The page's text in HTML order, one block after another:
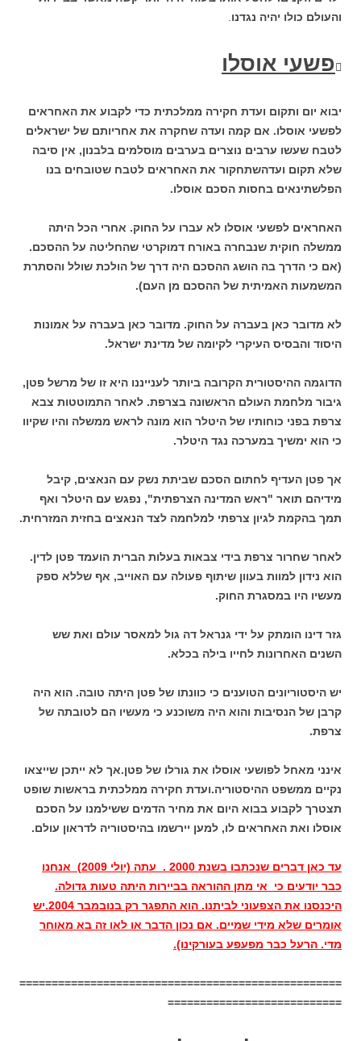
והעולם כולו יהיה נגדנו
פשעי אוסלו
יבוא יום ותקום ועדת חקירה ממלכתית כדי לקבוע את האחראים
לפשעי אוסלו. אם קמה ועדה שחקרה את אחריותם של ישראלים
לטבח שעשו ערבים נוצרים בערבים מוסלמים בלבנון, אין סיבה
שלא תקום ועדהשתחקור את האחראים לטבח שטובחים בנו
הפלשתינאים בחסות הסכם אוסלו.
האחראים לפשעי אוסלו לא עברו על החוק. אחרי הכל היתה
ממשלה חוקית שנבחרה באורח דמוקרטי שהחליטה על ההסכם.
(אם כי הדרך בה הושג ההסכם היה דרך של הולכת שולל והסתרת
המשמעות האמיתית של ההסכם מן העם).
לא מדובר כאן בעברה על החוק. מדובר כאן בעברה על אמונות
היסוד והבסיס העיקרי לקיומה של מדינת ישראל.
הדוגמה ההיסטורית הקרובה ביותר לענייננו היא זו של מרשל פטן,
גיבור מלחמת העולם הראשונה בצרפת. לאחר התמוטטות צבא
צרפת בפני כוחותיו של היטלר הוא מונה לראש ממשלה והיו שקיוו
כי הוא ימשיך במערכה נגד היטלר.
אך פטן העדיף לחתום הסכם שביתת נשק עם הנאצים, קיבל
מידיהם תואר "ראש המדינה הצרפתית", נפגש עם היטלר ואף
תמך בהקמת לגיון צרפתי למלחמה לצד הנאצים בחזית המזרחית.
לאחר שחרור צרפת בידי צבאות בעלות הברית הועמד פטן לדין.
הוא נידון למוות בעוון שיתוף פעולה עם האוייב, אף שללא ספק
מעשיו היו במסגרת החוק.
גזר דינו הומתק על ידי גנראל דה גול למאסר עולם ואת שש
השנים האחרונות לחייו בילה בכלא.
יש היסטוריונים הטוענים כי כוונתו של פטן היתה טובה. הוא היה
קרבן של הנסיבות והוא היה משוכנע כי מעשיו הם לטובתה של
צרפת.
אינני מאחל לפושעי אוסלו את גורלו של פטן.אך לא ייתכן שייצאו
נקיים ממשפט ההיסטוריה.ועדת חקירה ממלכתית בראשות שופט
תצטרך לקבוע בבוא היום את מחיר הדמים ששילמנו על הסכם
אוסלו ואת האחראים לו, למען יירשמו בהיסטוריה לדראון עולם.
עד כאן דברים שנכתבו בשנת 2000 . עתה (יולי 2009) אנחנו
כבר יודעים כי אי מתן ההוראה בביירות היתה טעות גדולה.
היכנסנו את הצפעוני לביתנו. הוא התפגר רק בנובמבר 2004.יש
אומרים שלא מידי שמיים. אם נכון הדבר או לאו זה בא מאוחר
מדי. הרעל כבר מפעפע בעורקינו).
==================================================
===========================